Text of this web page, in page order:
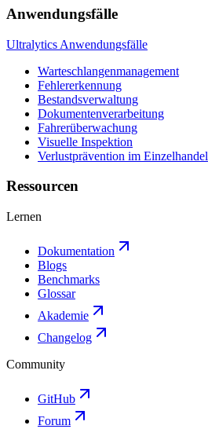
Anwendungsfälle
Ultralytics Anwendungsfälle
Warteschlangenmanagement
Fehlererkennung
Bestandsverwaltung
Dokumentenverarbeitung
Fahrerüberwachung
Visuelle Inspektion
Verlustprävention im Einzelhandel
Ressourcen
Lernen
Dokumentation
Blogs
Benchmarks
Glossar
Akademie
Changelog
Community
GitHub
Forum